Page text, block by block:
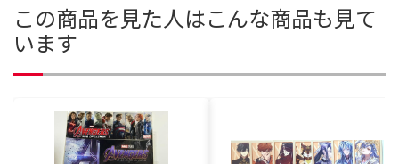
この商品を見た人はこんな商品も見て
います